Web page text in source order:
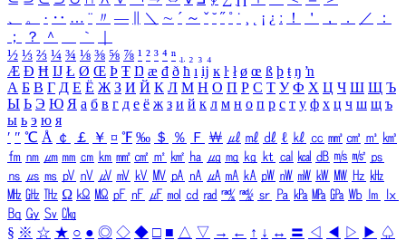
、
。 · ‥ … ¨ 〃 ― ＼ ∼ ´ ～ ˇ ˘ ˝ ˚ ˙ ¸ ¡ ¿ ː ！ ＇ ， ． ／
：
；
？ ＾ ｀
½ ⅓ ⅔ ¼ ¾ ⅛ ⅜ ⅝ ⅞ ¹ ² ³ ⁴ ⁿ ₁ ₂ ₃ ₄
Æ Ð Ħ Ĳ Ł Ø Œ Þ Ŧ Ŋ æ đ ð ħ ı ĳ ĸ ŀ ł ø œ ß þ ŧ ŋ ŉ
А Б В Г Д Е Ё Ж З И Й К Л М Н О П Р С Т У Ф Х Ц Ч Ш Щ Ъ
Ы Ь Э Ю Я а б в г д е ё ж з и й к л м н о п р с т у ф х ц ч ш щ ъ
ы ь э ю я
′ ″ ℃ Å ￠ ￡ ￥ ¤ ℉ ‰ ＄ ％ Ｆ ￦ ㎕ ㎖ ㎗ ℓ ㎘ ㏄ ㎣ ㎤ ㎥ ㎦
㎙ ㎚ ㎛ ㎜ ㎝ ㎞ ㎟ ㎠ ㎡ ㎢ ㏊ ㎍ ㎎ ㎏ ㏏ ㎈ ㎉ ㏈ ㎧ ㎨ ㎰
㎱ ㎲ ㎳ ㎴ ㎵ ㎶ ㎷ ㎸ ㎹ ㎀ ㎁ ㎂ ㎃ ㎄ ㎺ ㎻ ㎽ ㎾ ㎿ ㎐ ㎑
㎒ ㎓ ㎔ Ω ㏀ ㏁ ㎊ ㎋ ㎌ ㏖ ㏅ ㎭ ㎮ ㎯ ㏛ ㎩ ㎪ ㎫ ㎬ ㏝ ㏐
㏓
㏃ ㏉ ㏜ ㏆
§ ※ ☆ ★ ○ ● ◎ ◇ ◆ □ ■ △ ▽ → ← ↑ ↓ ↔ 〓 ◁ ◀ ▷ ▶ ♤